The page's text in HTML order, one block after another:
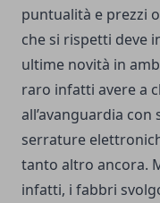
puntualità e prezzi
che si rispetti deve
ultime novità in
raro infatti avere a
all’avanguardia
serrature
tanto altro ancora.
infatti, i fabbri